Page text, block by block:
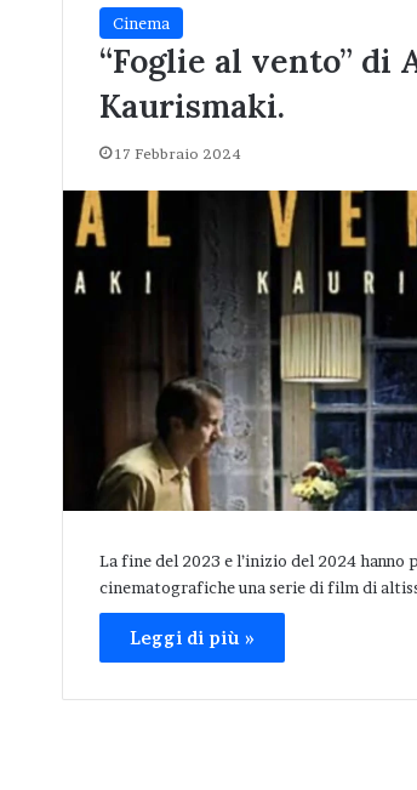
Cinema
“Foglie al vento” di
Kaurismaki.
17 Febbraio 2024
La fine del 2023 e l’inizio del 2024 hanno
cinematografiche una serie di film di
Leggi di più »